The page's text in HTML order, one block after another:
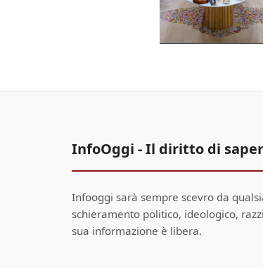
InfoOggi - Il diritto di
Infooggi sarà sempre scevro da
schieramento politico, ideologico,
sua informazione è libera.